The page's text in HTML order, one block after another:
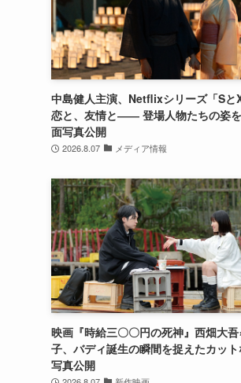
中島健人主演、Netflixシリーズ「Sと
恋と、友情と―― 登場人物たちの姿
面写真公開
2026.8.07 メディア情報
映画『時給三〇〇円の死神』西畑大
子、バディ誕生の瞬間を捉えたカッ
写真公開